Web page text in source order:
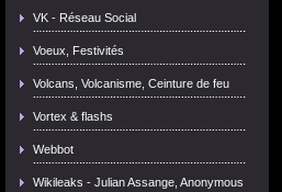
VK - Réseau Social
Voeux, Festivités
Volcans, Volcanisme, Ceinture de feu
Vortex & flashs
Webbot
Wikileaks - Julian Assange, Anonymous